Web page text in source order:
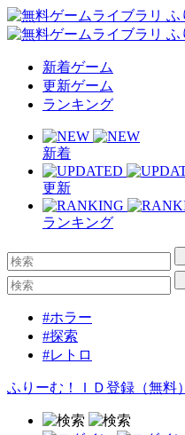
新着ゲーム
更新ゲーム
ランキング
新着
更新
ランキング
#ホラー
#探索
#レトロ
ふりーむ！ＩＤ登録（無料）